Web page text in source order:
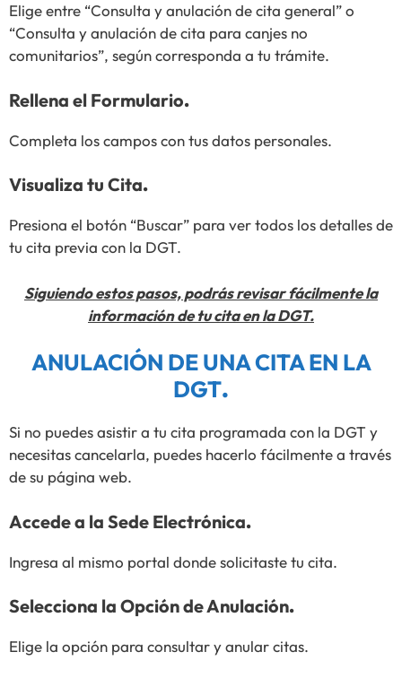
Elige entre “Consulta y anulación de cita general” o
“Consulta y anulación de cita para canjes no
comunitarios”, según corresponda a tu trámite.
Rellena el Formulario.
Completa los campos con tus datos personales.
Visualiza tu Cita.
Presiona el botón “Buscar” para ver todos los detalles de
tu cita previa con la DGT.
Siguiendo estos pasos, podrás revisar fácilmente la
información de tu cita en la DGT.
ANULACIÓN DE UNA CITA EN LA
DGT.
Si no puedes asistir a tu cita programada con la DGT y
necesitas cancelarla, puedes hacerlo fácilmente a través
de su página web.
Accede a la Sede Electrónica.
Ingresa al mismo portal donde solicitaste tu cita.
Selecciona la Opción de Anulación.
Elige la opción para consultar y anular citas.